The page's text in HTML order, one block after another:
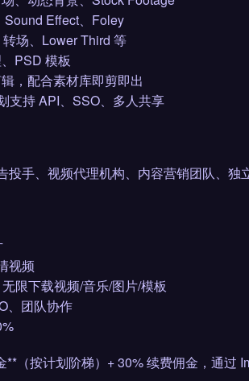
Sound Effect、Foley
场、Lower Third 等
PSD 模板
，配合素材库即剪即出
支持 API、SSO、多人共享
投手、视频代理机构、内容营销团队、独
视频
限下载视频/音乐/图片/模板
、团队协作
**（按计划阶梯）+ 30% 续费佣金，通过